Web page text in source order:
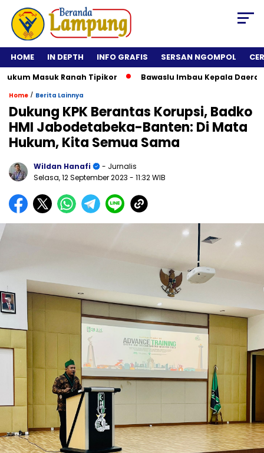
HOME IN DEPTH INFO GRAFIS SERSAN NGOMPOL
Masuk Ranah Tipikor Bawaslu Imbau Kepala Daerah
Home / Berita Lainnya
Dukung KPK Berantas Korupsi, Badko
HMI Jabodetabeka-Banten: Di Mata
Hukum, Kita Semua Sama
Wildan Hanafi
- Jurnalis
Selasa, 12 September 2023 - 11:32 WIB